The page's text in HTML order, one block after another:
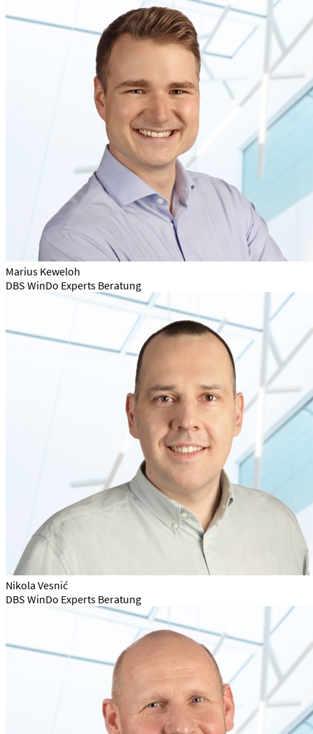
Marius Keweloh
DBS WinDo Experts Beratung
Nikola Vesnić
DBS WinDo Experts Beratung